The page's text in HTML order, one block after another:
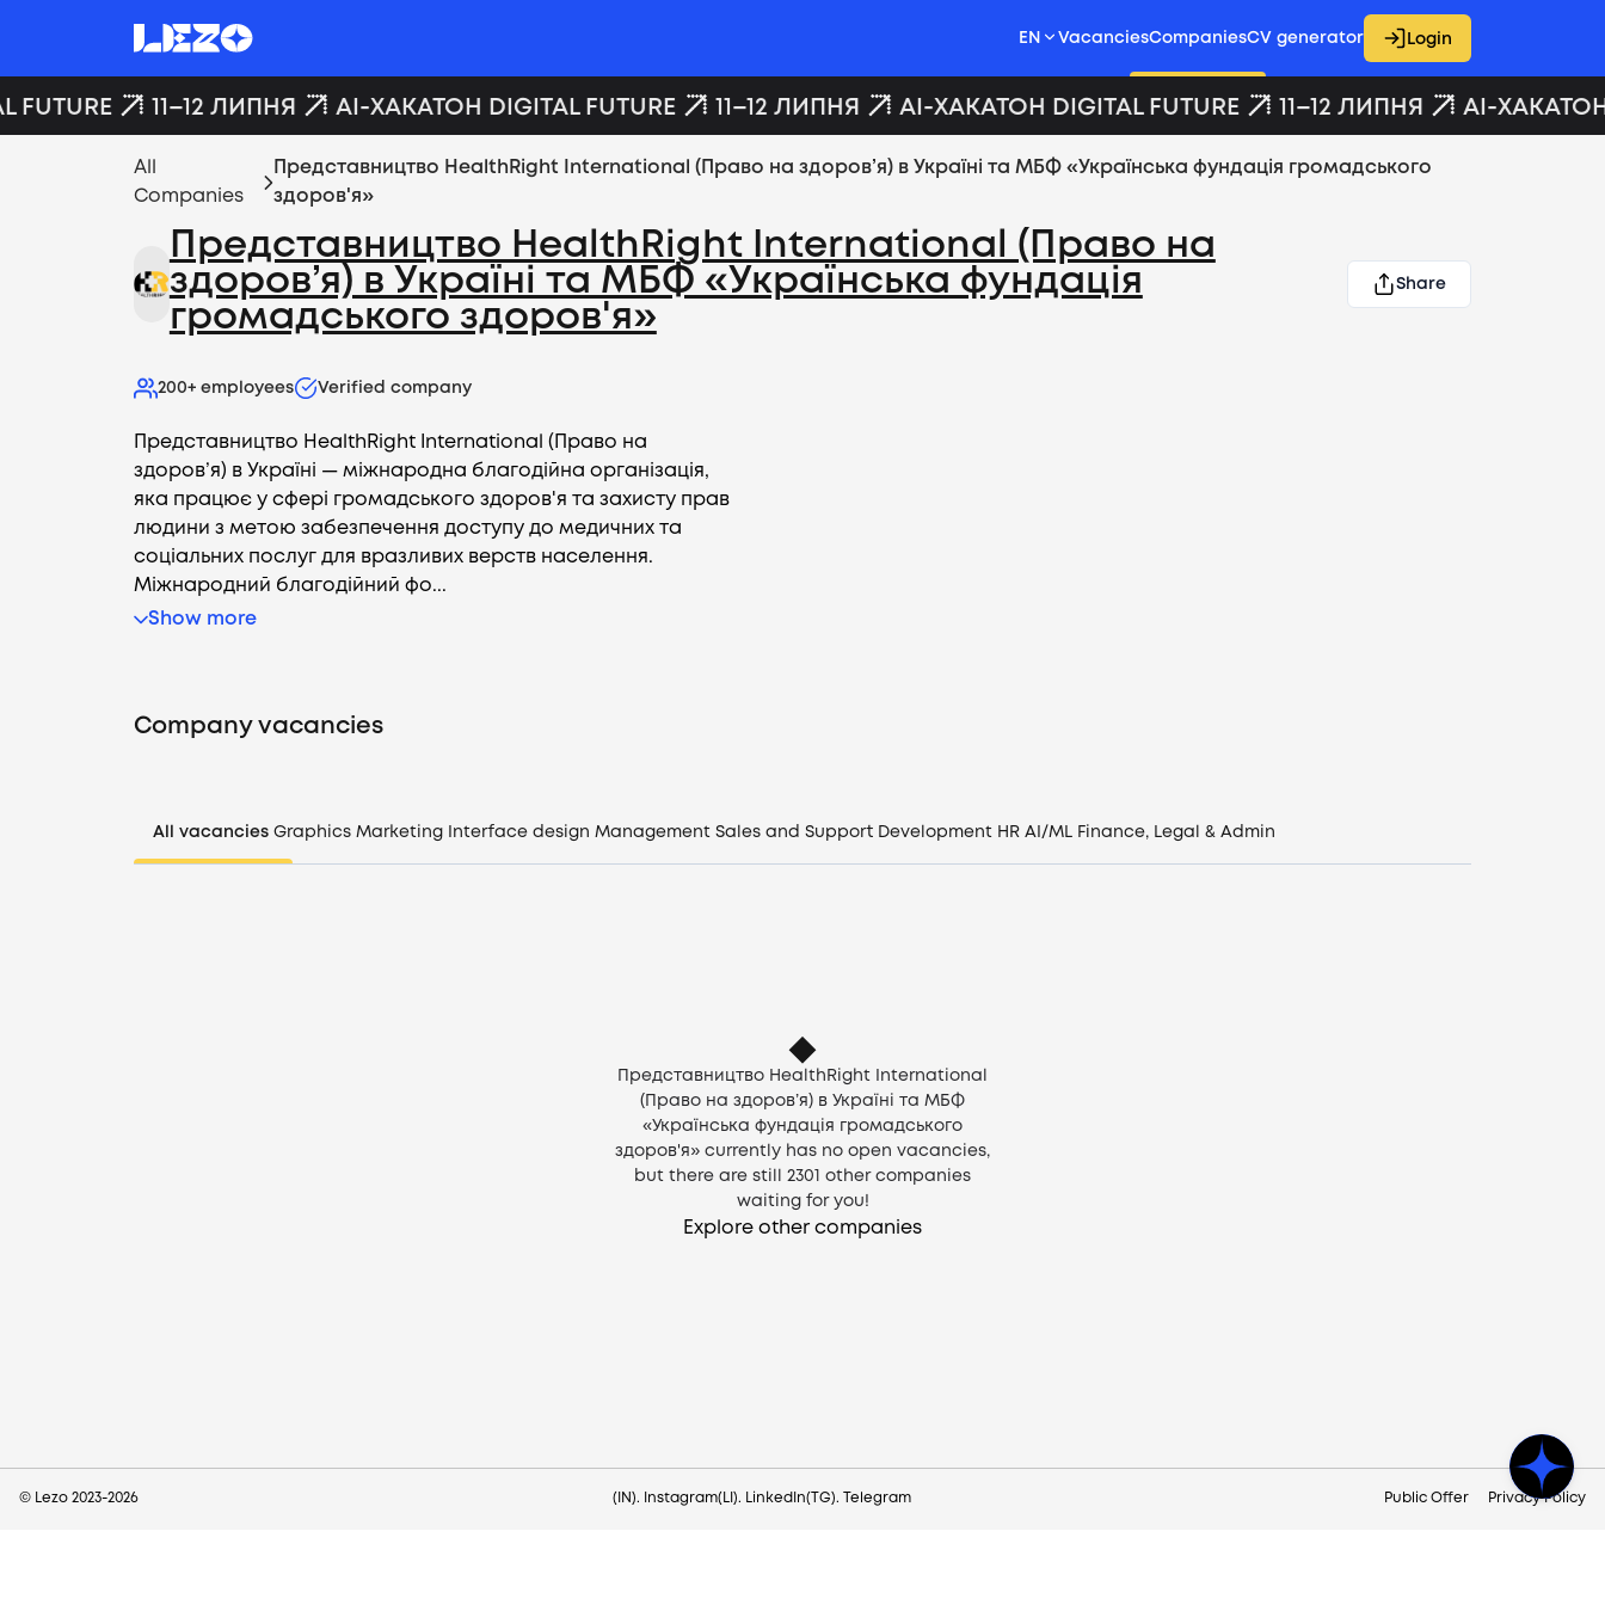
EN VacanciesCompaniesCV generator Login
11–12 ЛИПНЯ AI-ХАКАТОН DIGITAL FUTURE 11–12 ЛИПНЯ AI-ХАКАТОН DIGITAL FUTURE 11–12 ЛИПНЯ AI-ХАКАТОН
All
Companies
Представництво HealthRight International (Право на здоров’я) в Україні та МБФ «Українська фундація громадського
здоров'я»
Представництво HealthRight International (Право на
здоров’я) в Україні та МБФ «Українська фундація
громадського здоров'я»
Share
200+ employees Verified company
Представництво HealthRight International (Право на
здоров’я) в Україні — міжнародна благодійна організація,
яка працює у сфері громадського здоров'я та захисту прав
людини з метою забезпечення доступу до медичних та
соціальних послуг для вразливих верств населення.
Міжнародний благодійний фо...
Show more
Company vacancies
All vacancies Graphics Marketing Interface design Management Sales and Support Development HR AI/ML Finance, Legal & Admin
Представництво HealthRight International
(Право на здоров’я) в Україні та МБФ
«Українська фундація громадського
здоров'я» currently has no open vacancies,
but there are still
2301
other companies
waiting for you!
Explore other companies
© Lezo 2023-2026 (IN). Instagram(LI). LinkedIn(TG). Telegram Public Offer Privacy Policy